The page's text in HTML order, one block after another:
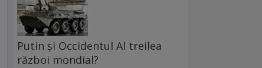
Putin și Occidentul Al treilea
război mondial?